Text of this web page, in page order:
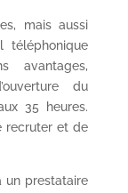
mais aussi
téléphonique
avantages,
du
35 heures.
recruter et de
un prestataire